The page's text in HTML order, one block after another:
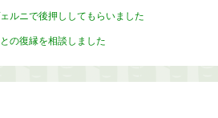
ルニで後押ししてもらいました
の復縁を相談しました